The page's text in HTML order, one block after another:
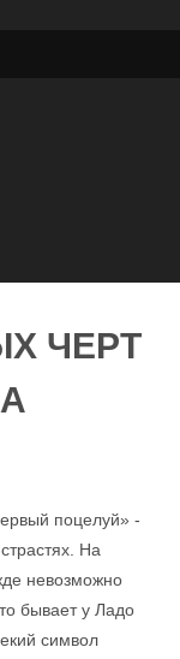
ЧЕРТ
поцелуй» -
На
невозможно
бывает у Ладо
символ